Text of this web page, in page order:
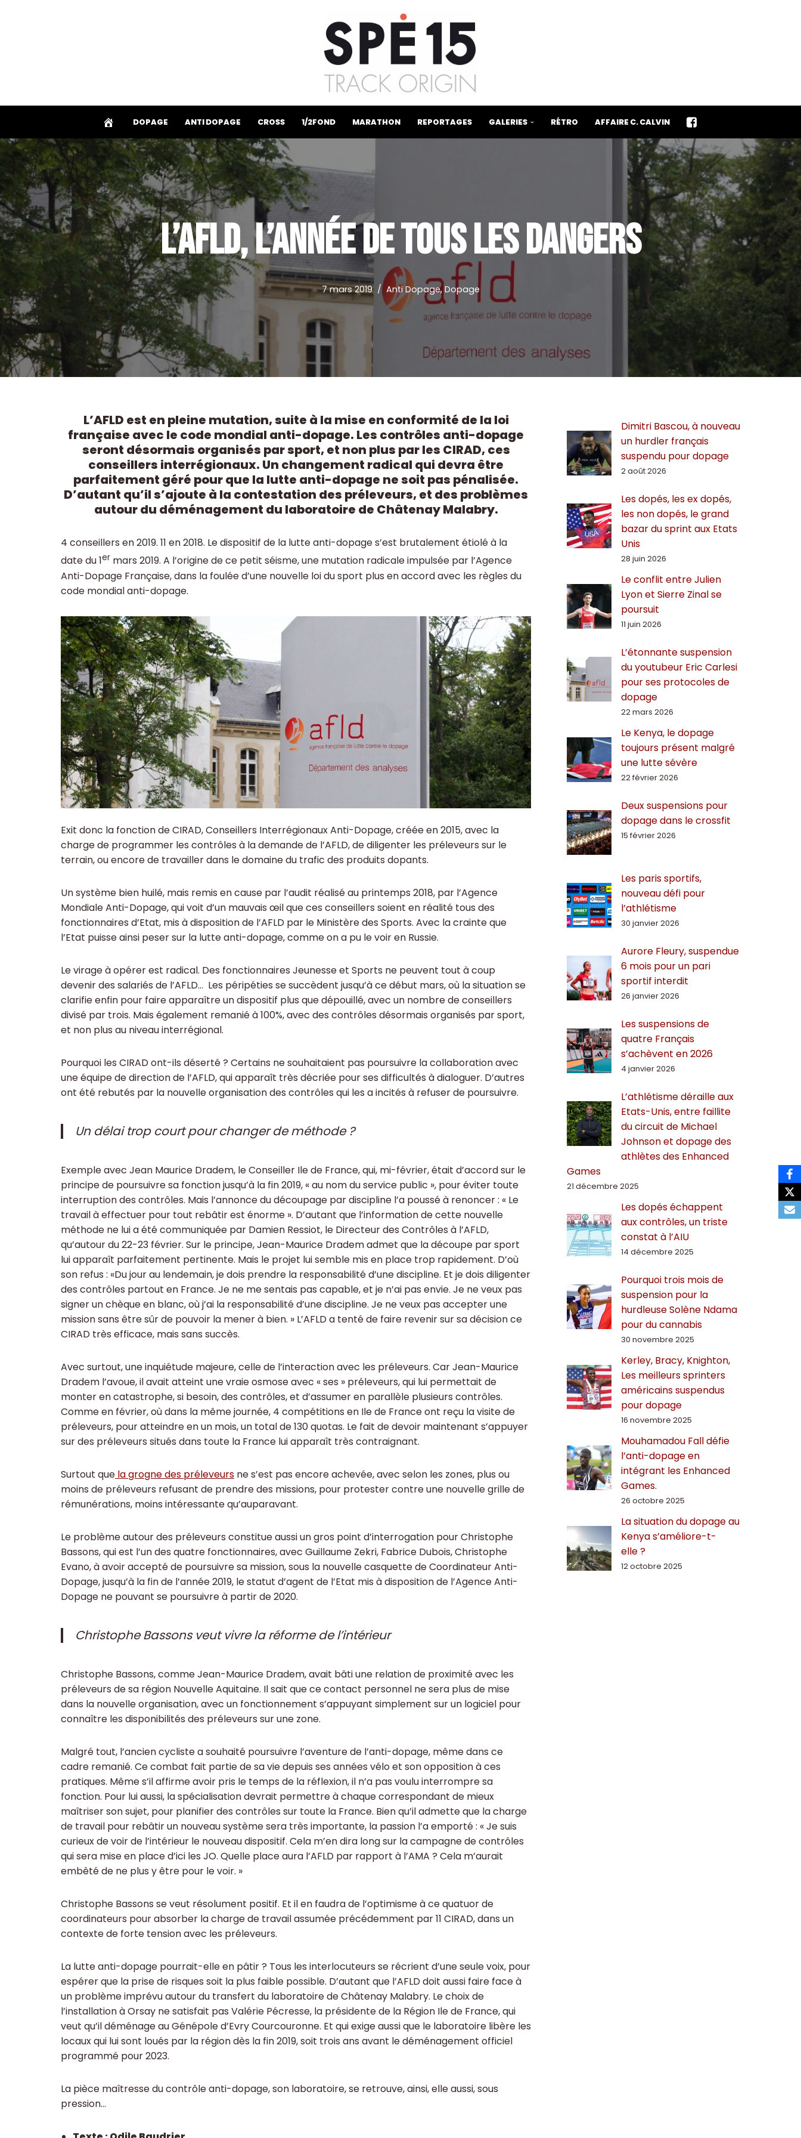
DOPAGE ANTI DOPAGE CROSS 1/2FOND MARATHON REPORTAGES GALERIES RÉTRO AFFAIRE C. CALVIN
L’AFLD, L’ANNÉE DE TOUS LES DANGERS
7 mars 2019 Anti Dopage, Dopage
L’AFLD est en pleine mutation, suite à la mise en conformité de la loi
française avec le code mondial anti-dopage. Les contrôles anti-dopage
seront désormais organisés par sport, et non plus par les CIRAD, ces
conseillers interrégionaux. Un changement radical qui devra être
parfaitement géré pour que la lutte anti-dopage ne soit pas pénalisée.
D’autant qu’il s’ajoute à la contestation des préleveurs, et des problèmes
autour du déménagement du laboratoire de Châtenay Malabry.
4 conseillers en 2019. 11 en 2018. Le dispositif de la lutte anti-dopage s’est brutalement étiolé à la
date du 1er mars 2019. A l’origine de ce petit séisme, une mutation radicale impulsée par l’Agence
Anti-Dopage Française, dans la foulée d’une nouvelle loi du sport plus en accord avec les règles du
code mondial anti-dopage.
Exit donc la fonction de CIRAD, Conseillers Interrégionaux Anti-Dopage, créée en 2015, avec la
charge de programmer les contrôles à la demande de l’AFLD, de diligenter les préleveurs sur le
terrain, ou encore de travailler dans le domaine du trafic des produits dopants.
Un système bien huilé, mais remis en cause par l’audit réalisé au printemps 2018, par l’Agence
Mondiale Anti-Dopage, qui voit d’un mauvais œil que ces conseillers soient en réalité tous des
fonctionnaires d’Etat, mis à disposition de l’AFLD par le Ministère des Sports. Avec la crainte que
l’Etat puisse ainsi peser sur la lutte anti-dopage, comme on a pu le voir en Russie.
Le virage à opérer est radical. Des fonctionnaires Jeunesse et Sports ne peuvent tout à coup
devenir des salariés de l’AFLD… Les péripéties se succèdent jusqu’à ce début mars, où la situation se
clarifie enfin pour faire apparaître un dispositif plus que dépouillé, avec un nombre de conseillers
divisé par trois. Mais également remanié à 100%, avec des contrôles désormais organisés par sport,
et non plus au niveau interrégional.
Pourquoi les CIRAD ont-ils déserté ? Certains ne souhaitaient pas poursuivre la collaboration avec
une équipe de direction de l’AFLD, qui apparaît très décriée pour ses difficultés à dialoguer. D’autres
ont été rebutés par la nouvelle organisation des contrôles qui les a incités à refuser de poursuivre.
Un délai trop court pour changer de méthode ?
Exemple avec Jean Maurice Dradem, le Conseiller Ile de France, qui, mi-février, était d’accord sur le
principe de poursuivre sa fonction jusqu’à la fin 2019, « au nom du service public », pour éviter toute
interruption des contrôles. Mais l’annonce du découpage par discipline l’a poussé à renoncer : « Le
travail à effectuer pour tout rebâtir est énorme ». D’autant que l’information de cette nouvelle
méthode ne lui a été communiquée par Damien Ressiot, le Directeur des Contrôles à l’AFLD,
qu’autour du 22-23 février. Sur le principe, Jean-Maurice Dradem admet que la découpe par sport
lui apparaît parfaitement pertinente. Mais le projet lui semble mis en place trop rapidement. D’où
son refus : «Du jour au lendemain, je dois prendre la responsabilité d’une discipline. Et je dois diligenter
des contrôles partout en France. Je ne me sentais pas capable, et je n’ai pas envie. Je ne veux pas
signer un chèque en blanc, où j’ai la responsabilité d’une discipline. Je ne veux pas accepter une
mission sans être sûr de pouvoir la mener à bien. » L’AFLD a tenté de faire revenir sur sa décision ce
CIRAD très efficace, mais sans succès.
Avec surtout, une inquiétude majeure, celle de l’interaction avec les préleveurs. Car Jean-Maurice
Dradem l’avoue, il avait atteint une vraie osmose avec « ses » préleveurs, qui lui permettait de
monter en catastrophe, si besoin, des contrôles, et d’assumer en parallèle plusieurs contrôles.
Comme en février, où dans la même journée, 4 compétitions en Ile de France ont reçu la visite de
préleveurs, pour atteindre en un mois, un total de 130 quotas. Le fait de devoir maintenant s’appuyer
sur des préleveurs situés dans toute la France lui apparaît très contraignant.
Surtout que la grogne des préleveurs ne s’est pas encore achevée, avec selon les zones, plus ou
moins de préleveurs refusant de prendre des missions, pour protester contre une nouvelle grille de
rémunérations, moins intéressante qu’auparavant.
Le problème autour des préleveurs constitue aussi un gros point d’interrogation pour Christophe
Bassons, qui est l’un des quatre fonctionnaires, avec Guillaume Zekri, Fabrice Dubois, Christophe
Evano, à avoir accepté de poursuivre sa mission, sous la nouvelle casquette de Coordinateur Anti-
Dopage, jusqu’à la fin de l’année 2019, le statut d’agent de l’Etat mis à disposition de l’Agence Anti-
Dopage ne pouvant se poursuivre à partir de 2020.
Christophe Bassons veut vivre la réforme de l’intérieur
Christophe Bassons, comme Jean-Maurice Dradem, avait bâti une relation de proximité avec les
préleveurs de sa région Nouvelle Aquitaine. Il sait que ce contact personnel ne sera plus de mise
dans la nouvelle organisation, avec un fonctionnement s’appuyant simplement sur un logiciel pour
connaître les disponibilités des préleveurs sur une zone.
Malgré tout, l’ancien cycliste a souhaité poursuivre l’aventure de l’anti-dopage, même dans ce
cadre remanié. Ce combat fait partie de sa vie depuis ses années vélo et son opposition à ces
pratiques. Même s’il affirme avoir pris le temps de la réflexion, il n’a pas voulu interrompre sa
fonction. Pour lui aussi, la spécialisation devrait permettre à chaque correspondant de mieux
maîtriser son sujet, pour planifier des contrôles sur toute la France. Bien qu’il admette que la charge
de travail pour rebâtir un nouveau système sera très importante, la passion l’a emporté : « Je suis
curieux de voir de l’intérieur le nouveau dispositif. Cela m’en dira long sur la campagne de contrôles
qui sera mise en place d’ici les JO. Quelle place aura l’AFLD par rapport à l’AMA ? Cela m’aurait
embêté de ne plus y être pour le voir. »
Christophe Bassons se veut résolument positif. Et il en faudra de l’optimisme à ce quatuor de
coordinateurs pour absorber la charge de travail assumée précédemment par 11 CIRAD, dans un
contexte de forte tension avec les préleveurs.
La lutte anti-dopage pourrait-elle en pâtir ? Tous les interlocuteurs se récrient d’une seule voix, pour
espérer que la prise de risques soit la plus faible possible. D’autant que l’AFLD doit aussi faire face à
un problème imprévu autour du transfert du laboratoire de Châtenay Malabry. Le choix de
l’installation à Orsay ne satisfait pas Valérie Pécresse, la présidente de la Région Ile de France, qui
veut qu’il déménage au Génépole d’Evry Courcouronne. Et qui exige aussi que le laboratoire libère les
locaux qui lui sont loués par la région dès la fin 2019, soit trois ans avant le déménagement officiel
programmé pour 2023.
La pièce maîtresse du contrôle anti-dopage, son laboratoire, se retrouve, ainsi, elle aussi, sous
pression…
Dimitri Bascou, à nouveau
un hurdler français
suspendu pour dopage
2 août 2026
Les dopés, les ex dopés,
les non dopés, le grand
bazar du sprint aux Etats
Unis
28 juin 2026
Le conflit entre Julien
Lyon et Sierre Zinal se
poursuit
11 juin 2026
L’étonnante suspension
du youtubeur Eric Carlesi
pour ses protocoles de
dopage
22 mars 2026
Le Kenya, le dopage
toujours présent malgré
une lutte sévère
22 février 2026
Deux suspensions pour
dopage dans le crossfit
15 février 2026
Les paris sportifs,
nouveau défi pour
l’athlétisme
30 janvier 2026
Aurore Fleury, suspendue
6 mois pour un pari
sportif interdit
26 janvier 2026
Les suspensions de
quatre Français
s’achèvent en 2026
4 janvier 2026
L’athlétisme déraille aux
Etats-Unis, entre faillite
du circuit de Michael
Johnson et dopage des
athlètes des Enhanced
Games
21 décembre 2025
Les dopés échappent
aux contrôles, un triste
constat à l’AIU
14 décembre 2025
Pourquoi trois mois de
suspension pour la
hurdleuse Solène Ndama
pour du cannabis
30 novembre 2025
Kerley, Bracy, Knighton,
Les meilleurs sprinters
américains suspendus
pour dopage
16 novembre 2025
Mouhamadou Fall défie
l’anti-dopage en
intégrant les Enhanced
Games.
26 octobre 2025
La situation du dopage au
Kenya s’améliore-t-
elle ?
12 octobre 2025